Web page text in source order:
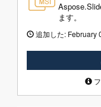
ます。
追加した: February
フ